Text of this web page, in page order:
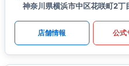
神奈川県横浜市中区花咲町2
店舗情報 公式